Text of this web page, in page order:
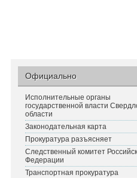
Официально
Исполнительные органы
государственной власти
области
Законодательная карта
Прокуратура разъясняет
Следственный комитет
Федерации
Транспортная прокуратура